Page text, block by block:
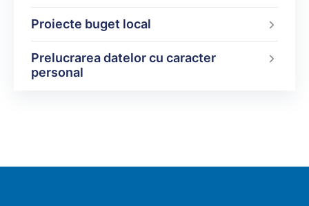
Proiecte buget local
Prelucrarea datelor cu caracter
personal